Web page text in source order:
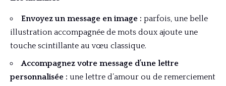
Envoyez un message en image : parfois, une belle
illustration accompagnée de mots doux ajoute une
touche scintillante au vœu classique.
Accompagnez votre message d’une lettre
personnalisée : une lettre d’amour ou de remerciement